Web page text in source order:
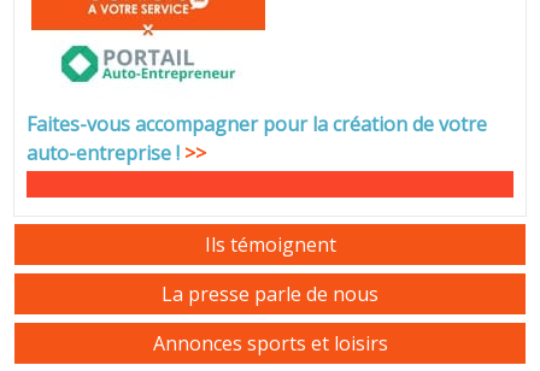
Faites-vous accompagner pour la création de votre
auto-entreprise! >>
Ils témoignent
La presse parle de nous
Annonces sports et loisirs